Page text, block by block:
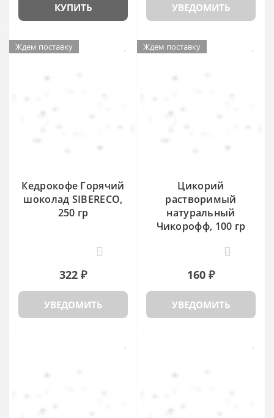
КУПИТЬ УВЕДОМИТЬ
Ждем поставку
Кедрокофе Горячий
шоколад SIBERECO,
250 гр
28
322 ₽
УВЕДОМИТЬ
Ждем поставку
Цикорий
растворимый
натуральный
Чикорофф, 100 гр
160 ₽
УВЕДОМИТЬ